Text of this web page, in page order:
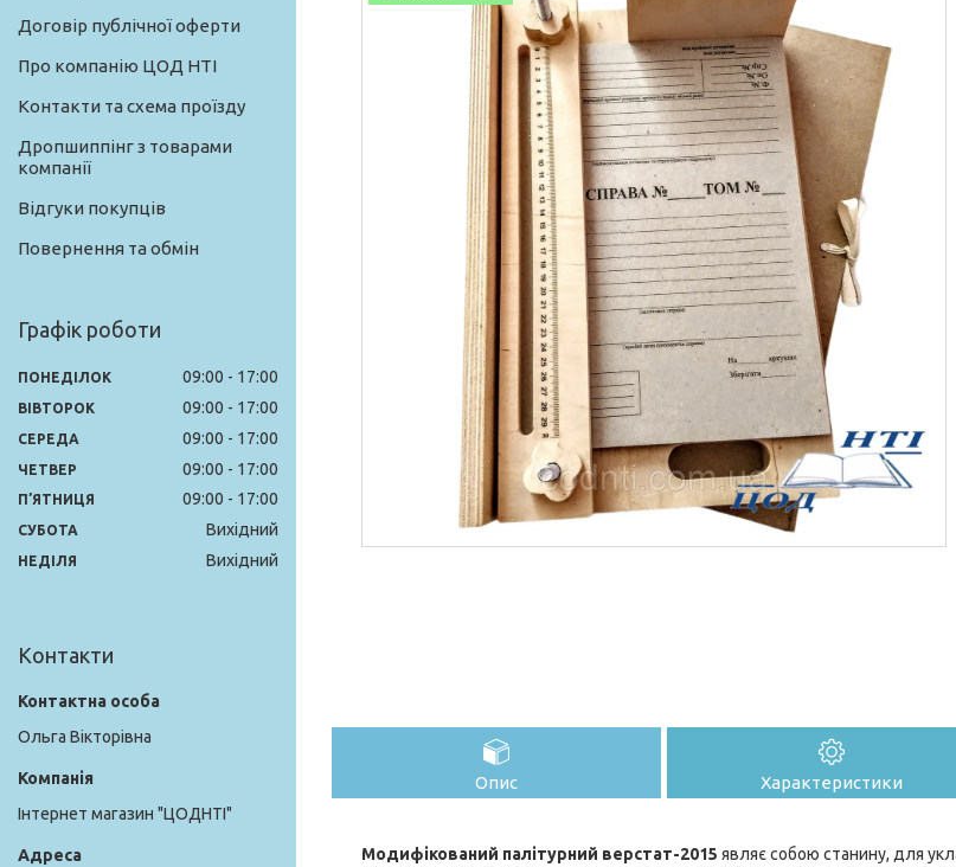
Опис Характеристики
Модифікований палітурний верстат-2015 являє собою станину, для
Договір публічної оферти
Про компанію ЦОД НТІ
Контакти та схема проїзду
Дропшиппінг з товарами
компанії
Відгуки покупців
Повернення та обмін
Графік роботи
ПОНЕДІЛОК 09:00 17:00
ВІВТОРОК 09:00 17:00
СЕРЕДА 09:00 17:00
ЧЕТВЕР 09:00 17:00
ПʼЯТНИЦЯ 09:00 17:00
СУБОТА Вихідний
НЕДІЛЯ Вихідний
Контакти
Ольга Вікторівна
Інтернет магазин "ЦОДНТІ"